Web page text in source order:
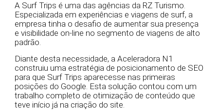
A Surf Trips é uma das agências da RZ Turismo.
Especializada em experiências e viagens de surf, a
empresa tinha o desafio de aumentar sua presença
e visibilidade on-line no segmento de viagens de alto
padrão.
Diante desta necessidade, a Aceleradora N1
construiu uma estratégia de posicionamento de SEO
para que Surf Trips aparecesse nas primeiras
posições do Google. Esta solução contou com um
trabalho completo de otimização de conteúdo que
teve início já na criação do site.